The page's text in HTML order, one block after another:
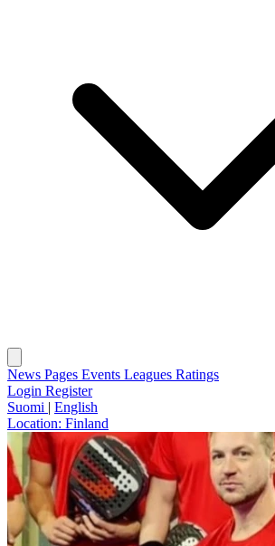
News Pages Events Leagues Ratings
Login Register
Suomi | English
Location: Finland